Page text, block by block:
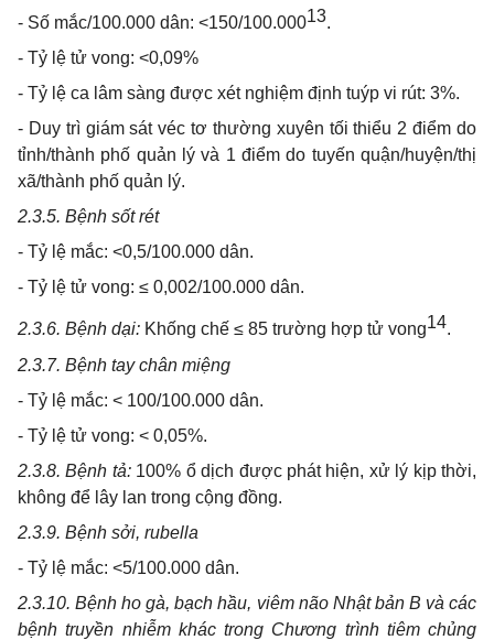
- Số mắc/100.000 dân: <150/100.00013.
- Tỷ lệ tử vong: <0,09%
- Tỷ lệ ca lâm sàng được xét nghiệm định tuýp vi rút: 3%.
- Duy trì giám sát véc tơ thường xuyên tối thiểu 2 điểm do
tỉnh/thành phố quản lý và 1 điểm do tuyến quận/huyện/thị
xã/thành phố quản lý.
2.3.5. Bệnh sốt rét
- Tỷ lệ mắc: <0,5/100.000 dân.
- Tỷ lệ tử vong: ≤ 0,002/100.000 dân.
2.3.6. Bệnh dại: Khống chế ≤ 85 trường hợp tử vong14.
2.3.7. Bệnh tay chân miệng
- Tỷ lệ mắc: < 100/100.000 dân.
- Tỷ lệ tử vong: < 0,05%.
2.3.8.Bệnh tả:100% ổ dịch được phát hiện, xử lý kịp thời,
không để lây lan trong cộng đồng.
2.3.9. Bệnh sởi, rubella
- Tỷ lệ mắc: <5/100.000 dân.
2.3.10.Bệnh ho gà, bạch hầu, viêm não Nhật bản B và các
bệnh truyền nhiễm khác trong Chương trình tiêm chủng